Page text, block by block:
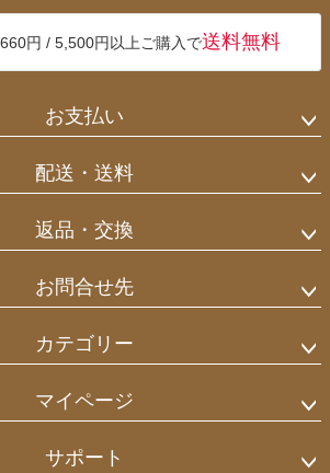
円 / 5,500円以上ご購入で送料無料
お支払い
配送・送料
返品・交換
お問合せ先
カテゴリー
マイページ
サポート